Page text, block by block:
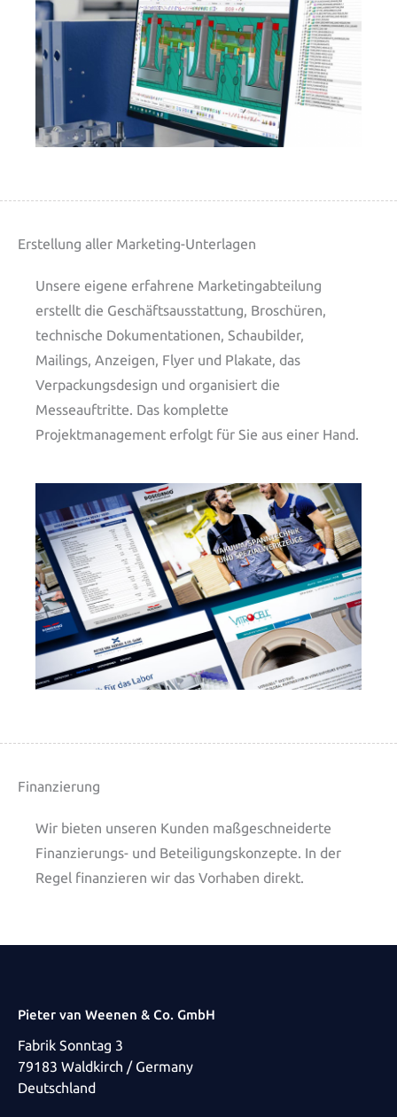
Erstellung aller Marketing-Unterlagen
Unsere eigene erfahrene Marketingabteilung
erstellt die Geschäftsausstattung, Broschüren,
technische Dokumentationen, Schaubilder,
Mailings, Anzeigen, Flyer und Plakate, das
Verpackungsdesign und organisiert die
Messeauftritte. Das komplette
Projektmanagement erfolgt für Sie aus einer Hand.
Finanzierung
Wir bieten unseren Kunden maßgeschneiderte
Finanzierungs- und Beteiligungskonzepte. In der
Regel finanzieren wir das Vorhaben direkt.
Pieter van Weenen & Co. GmbH
Fabrik Sonntag 3
79183 Waldkirch / Germany
Deutschland